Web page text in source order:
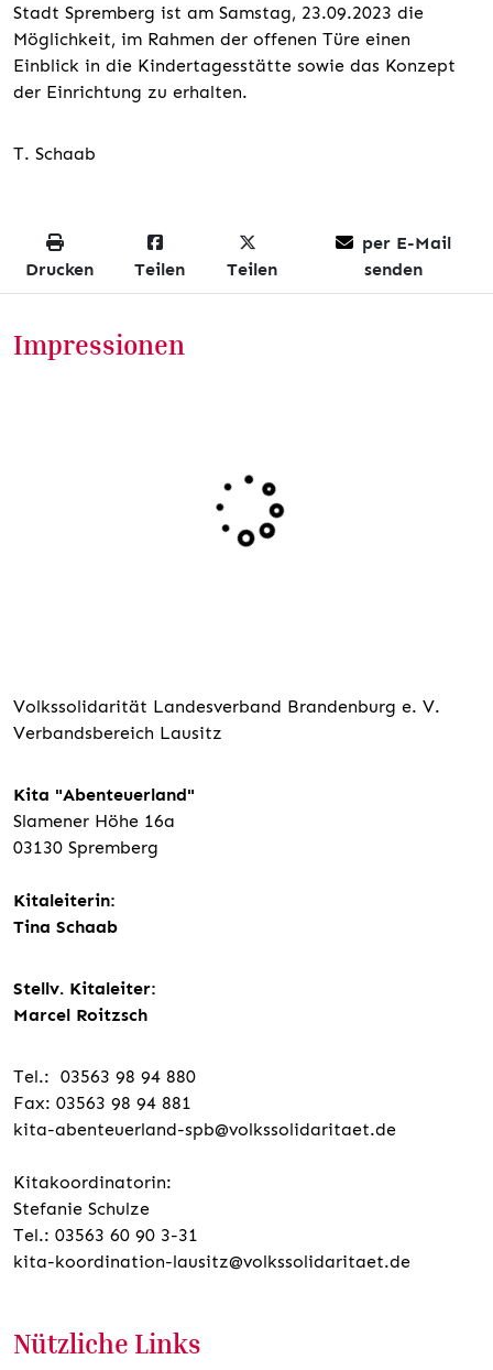
Stadt Spremberg ist am Samstag, 23.09.2023 die
Möglichkeit, im Rahmen der offenen Türe einen
Einblick in die Kindertagesstätte sowie das Konzept
der Einrichtung zu erhalten.
T. Schaab
Drucken Teilen Teilen
per E-Mail
senden
Impressionen
Volkssolidarität Landesverband Brandenburg e. V.
Verbandsbereich Lausitz
Kita "Abenteuerland"
Slamener Höhe 16a
03130 Spremberg
Kitaleiterin:
Tina Schaab
Stellv. Kitaleiter:
Marcel Roitzsch
Tel.: 03563 98 94 880
Fax: 03563 98 94 881
kita-abenteuerland-spb@volkssolidaritaet.de
Kitakoordinatorin:
Stefanie Schulze
Tel.: 03563 60 90 3-31
kita-koordination-lausitz@volkssolidaritaet.de
Nützliche Links